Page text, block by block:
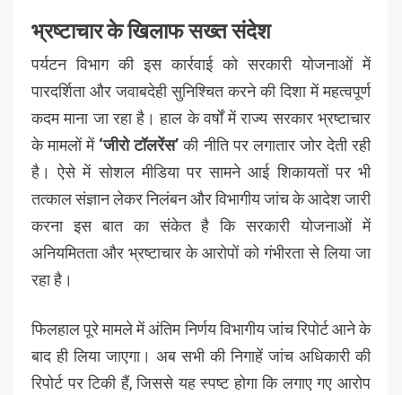
भ्रष्टाचार के खिलाफ सख्त संदेश
पर्यटन विभाग की इस कार्रवाई को सरकारी योजनाओं में
पारदर्शिता और जवाबदेही सुनिश्चित करने की दिशा में महत्वपूर्ण
कदम माना जा रहा है। हाल के वर्षों में राज्य सरकार भ्रष्टाचार
के मामलों में ‘जीरो टॉलरेंस’की नीति पर लगातार जोर देती रही
है। ऐसे में सोशल मीडिया पर सामने आई शिकायतों पर भी
तत्काल संज्ञान लेकर निलंबन और विभागीय जांच के आदेश जारी
करना इस बात का संकेत है कि सरकारी योजनाओं में
अनियमितता और भ्रष्टाचार के आरोपों को गंभीरता से लिया जा
रहा है।
फिलहाल पूरे मामले में अंतिम निर्णय विभागीय जांच रिपोर्ट आने के
बाद ही लिया जाएगा। अब सभी की निगाहें जांच अधिकारी की
रिपोर्ट पर टिकी हैं, जिससे यह स्पष्ट होगा कि लगाए गए आरोप